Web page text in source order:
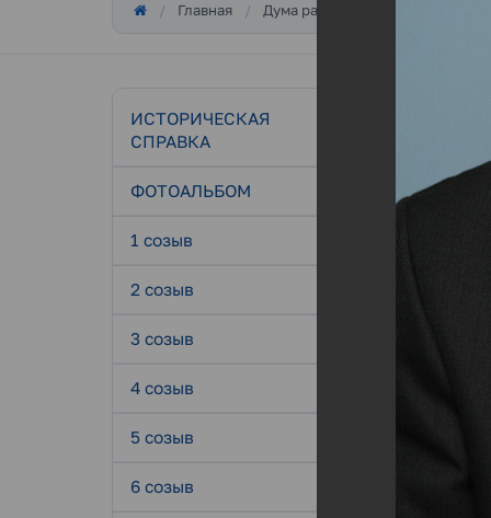
Главная Дума района
ИСТОРИЧЕСКАЯ
СПРАВКА
ФОТОАЛЬБОМ
1 созыв
2 созыв
3 созыв
4 созыв
5 созыв
6 созыв
5